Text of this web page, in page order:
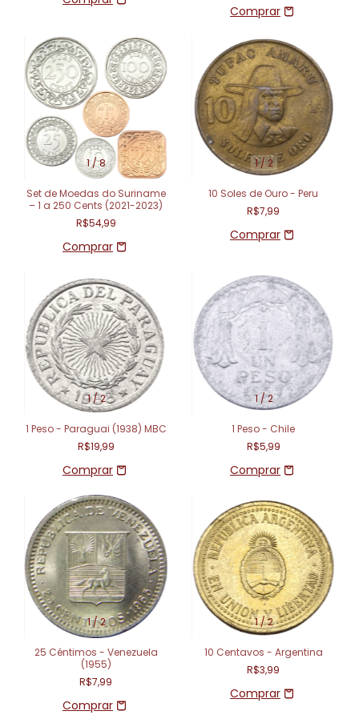
1/8
Set de Moedas do Suriname
– 1 a 250 Cents (2021-2023)
R$54,99
1/ 2
10 Soles de Ouro - Peru
R$7,99
1/2
1 Peso - Paraguai (1938) MBC
R$19,99
1/2
1 Peso - Chile
R$5,99
1/2
25 Céntimos - Venezuela
(1955)
R$7,99
1/2
10 Centavos - Argentina
R$3,99